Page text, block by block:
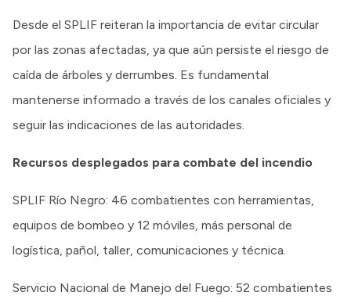
Desde el SPLIF reiteran la importancia de evitar circular
por las zonas afectadas, ya que aún persiste el riesgo de
caída de árboles y derrumbes. Es fundamental
mantenerse informado a través de los canales oficiales y
seguir las indicaciones de las autoridades.
Recursos desplegados para combate del incendio
SPLIF Río Negro: 46 combatientes con herramientas,
equipos de bombeo y 12 móviles, más personal de
logística, pañol, taller, comunicaciones y técnica.
Servicio Nacional de Manejo del Fuego: 52 combatientes